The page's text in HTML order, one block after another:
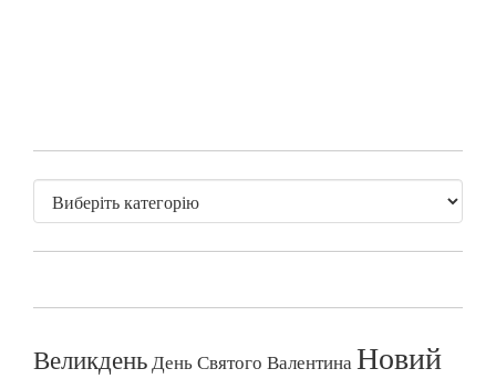
ВеликденьДень Святого ВалентинаНовий